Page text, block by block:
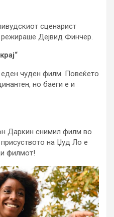
сценарист
Дејвид Финчер.
чуден филм. Повеќето
но баеги е и
Даркин снимил филм во
на Џуд Ло е
филмот!